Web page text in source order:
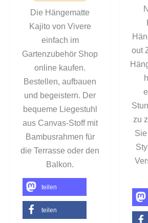
Die Hängematte
Kajito von Vivere
einfach im
Gartenzubehör Shop
online kaufen.
Bestellen, aufbauen
und begeistern. Der
bequeme Liegestuhl
aus Canvas-Stoff mit
Bambusrahmen für
die Terrasse oder den
Balkon.
teilen
teilen
out
zu